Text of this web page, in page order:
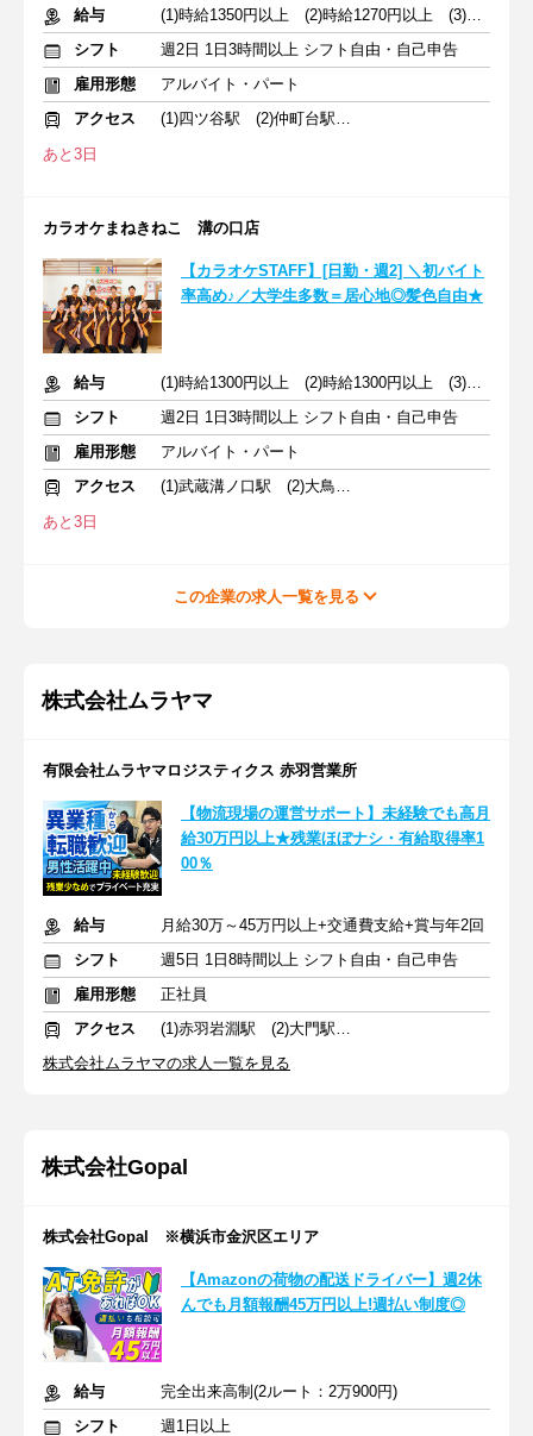
給与
(1)時給1350円以上 (2)時給1270円以上 (3)時給1350円以上
シフト
週2日 1日3時間以上 シフト自由・自己申告
雇用形態
アルバイト・パート
アクセス
(1)四ツ谷駅 (2)仲町台駅 (3)桜木町駅
あと3日
カラオケまねきねこ 溝の口店
【カラオケSTAFF】[日勤・週2] ＼初バイト
率高め♪／大学生多数＝居心地◎髪色自由★
給与
(1)時給1300円以上 (2)時給1300円以上 (3)時給1300円以上
シフト
週2日 1日3時間以上 シフト自由・自己申告
雇用形態
アルバイト・パート
アクセス
(1)武蔵溝ノ口駅 (2)大鳥居駅 (3)鹿島田駅
あと3日
この企業の求人一覧を見る
株式会社ムラヤマ
有限会社ムラヤマロジスティクス 赤羽営業所
【物流現場の運営サポート】未経験でも高月
給30万円以上★残業ほぼナシ・有給取得率1
00％
給与
月給30万～45万円以上+交通費支給+賞与年2回
シフト
週5日 1日8時間以上 シフト自由・自己申告
雇用形態
正社員
アクセス
(1)赤羽岩淵駅 (2)大門駅 (3)武蔵小杉駅
株式会社ムラヤマの求人一覧を見る
株式会社Gopal
株式会社Gopal ※横浜市金沢区エリア
【Amazonの荷物の配送ドライバー】週2休
んでも月額報酬45万円以上!週払い制度◎
給与
完全出来高制(2ルート：2万900円)
シフト
週1日以上